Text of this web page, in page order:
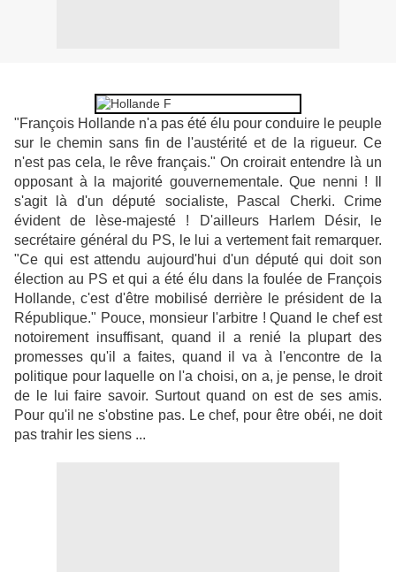
"François Hollande n'a pas été élu pour conduire le peuple
sur le chemin sans fin de l'austérité et de la rigueur. Ce
n'est pas cela, le rêve français." On croirait entendre là un
opposant à la majorité gouvernementale. Que nenni ! Il
s'agit là d'un député socialiste, Pascal Cherki. Crime
évident de lèse-majesté ! D'ailleurs Harlem Désir, le
secrétaire général du PS, le lui a vertement fait remarquer.
"Ce qui est attendu aujourd'hui d'un député qui doit son
élection au PS et qui a été élu dans la foulée de François
Hollande, c'est d'être mobilisé derrière le président de la
République." Pouce, monsieur l'arbitre ! Quand le chef est
notoirement insuffisant, quand il a renié la plupart des
promesses qu'il a faites, quand il va à l'encontre de la
politique pour laquelle on l'a choisi, on a, je pense, le droit
de le lui faire savoir. Surtout quand on est de ses amis.
Pour qu'il ne s'obstine pas. Le chef, pour être obéi, ne doit
pas trahir les siens ...